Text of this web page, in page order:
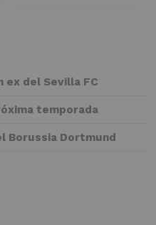
ex del Sevilla FC
temporada
Borussia Dortmund